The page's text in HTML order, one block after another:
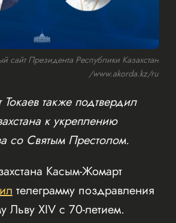
сайт Президента Республики Казахстан
/www.akorda.kz/ru
также подтвердил
к укреплению
со Святым Престолом.
Касым-Жомарт
телеграмму поздравления
Льву XIV с 70-летием.